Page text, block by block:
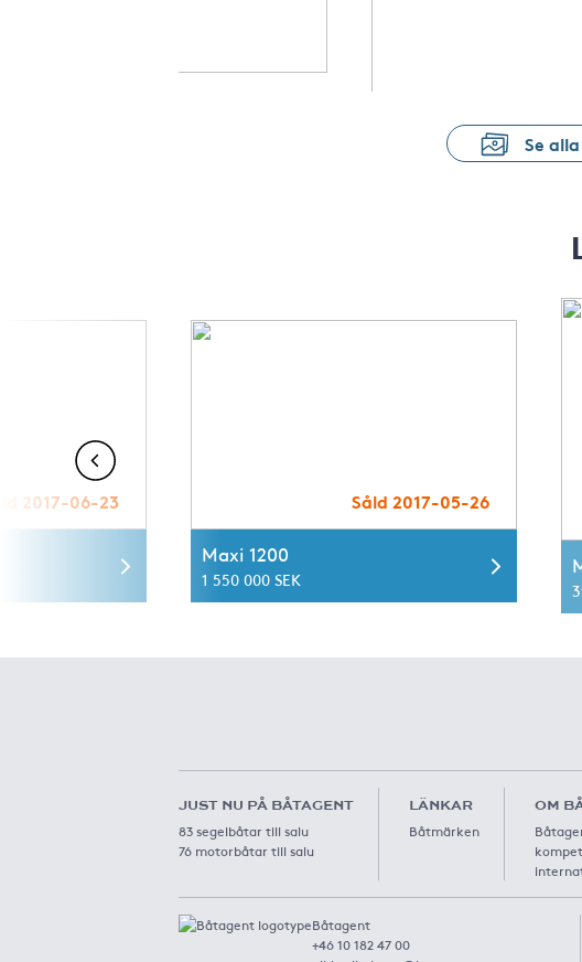
Se
2017-06-23 Såld 2017-05-26
Maxi 1200
1 550 000 SEK
JUST NU PÅ BÅTAGENT
83 segelbåtar till salu
76 motorbåtar till salu
LÄNKAR
Båtmärken
OM
Båtagent
+46 10 182 47 00